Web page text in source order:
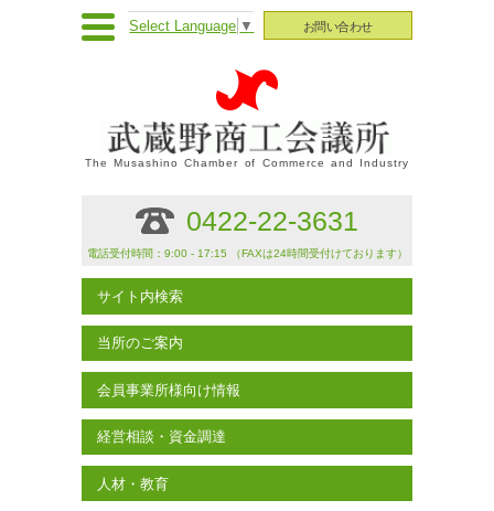
お問い合わせ
Select Language ▼
The Musashino Chamber of Commerce and Industry
0422-22-3631
電話受付時間：9:00 - 17:15 （FAXは24時間受付けております）
サイト内検索
当所のご案内
会員事業所様向け情報
経営相談・資金調達
人材・教育